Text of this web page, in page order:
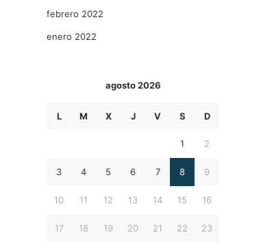
febrero 2022
enero 2022
agosto 2026
L M X J V S D
1 2
3 4 5 6 7 8 9
10 11 12 13 14 15 16
17 18 19 20 21 22 23